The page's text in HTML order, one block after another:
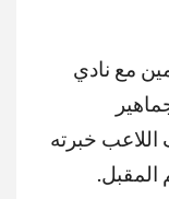
مع نادي
اللاعب خبرته